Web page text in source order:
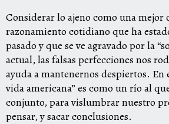
Considerar lo ajeno como una mejor
razonamiento cotidiano que ha
pasado y que se ve agravado por la
actual, las falsas perfecciones nos
ayuda a mantenernos despiertos. En
vida americana” es como un río al
conjunto, para vislumbrar nuestro
pensar, y sacar conclusiones.